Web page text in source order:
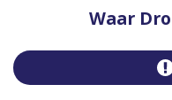
Waar